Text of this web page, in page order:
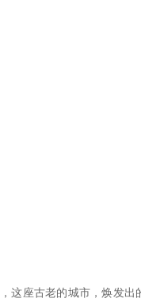
座古老的城市，焕发出